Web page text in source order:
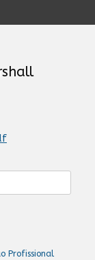
Profissional